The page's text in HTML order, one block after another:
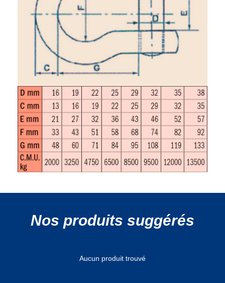
Nos produits suggérés
Aucun produit trouvé